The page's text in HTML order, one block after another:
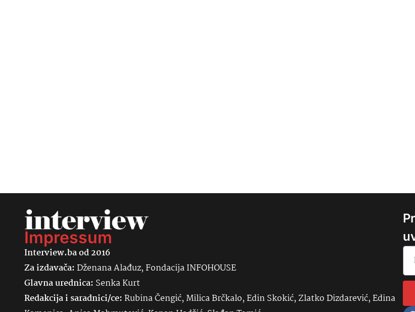
Impressum
Interview.ba od 2016
Za izdavača:Dženana Alađuz, Fondacija INFOHOUSE
Glavna urednica: SenkaKurt
Redakcija i saradnici/ce:Rubina Čengić, Milica Brčkalo, Edin Skokić, Zlatko Dizdarević, Edina